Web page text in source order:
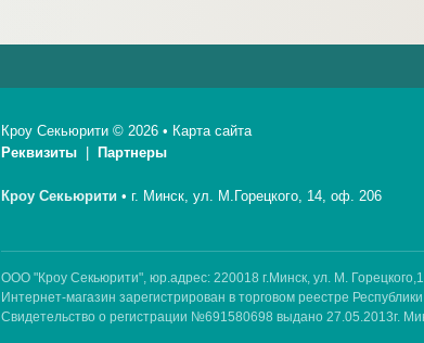
Кроу Секьюрити © 2026 • Карта сайта
Реквизиты
Партнеры
Кроу Секьюрити • г. Минск, ул. М.Горецкого, 14, оф. 206
ООО "Кроу Секьюрити", юр.адрес: 220018 г.Минск, ул. М.
Интернет-магазин зарегистрирован в торговом реестре
Свидетельство о регистрации №691580698 выдано 27.05.2013г.